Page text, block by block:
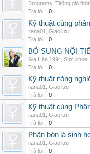
Drograms Thông gió
Trả lời:
0
Kỹ thuật dùng
nana01
Giao lưu
Trả lời:
0
BỔ SUNG NỘI
Gia Hân 1994 Sức khỏe
Trả lời:
0
Kỹ thuật nông
nana01
Giao lưu
Trả lời:
0
Kỹ thuật dùng
nana01
Giao lưu
Trả lời:
0
Phân bón lá sinh
nana01
Giao lưu
Trả lời:
0